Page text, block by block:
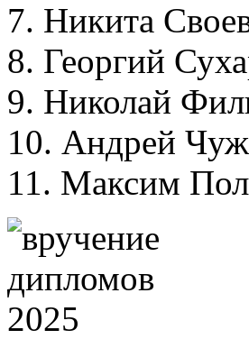
7. Никита
8. Георгий
9. Николай
10. Андрей
11. Максим